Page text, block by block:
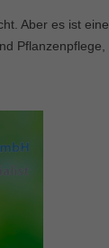
Aber es ist eine
Pflanzenpflege,